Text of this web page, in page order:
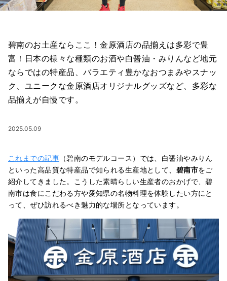
碧南のお土産ならここ！金原酒店の品揃えは多彩で豊
富！日本の様々な種類のお酒や白醤油・みりんなど地元
ならではの特産品、バラエティ豊かなおつまみやスナッ
ク、ユニークな金原酒店オリジナルグッズなど、多彩な
品揃えが自慢です。
2025.05.09
これまでの記事（碧南のモデルコース）では、白醤油やみりん
といった高品質な特産品で知られる生産地として、 碧南市をご
紹介してきました。こうした素晴らしい生産者のおかげで、碧
南市は食にこだわる方や愛知県の名物料理を体験したい方にと
って、ぜひ訪れるべき魅力的な場所となっています。